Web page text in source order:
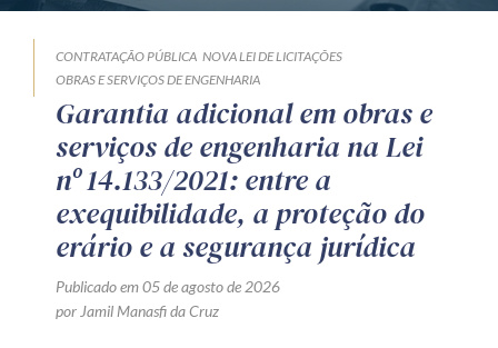
CONTRATAÇÃO PÚBLICA NOVA LEI DE LICITAÇÕES
OBRAS E SERVIÇOS DE ENGENHARIA
Garantia adicional em obras e
serviços de engenharia na Lei
nº 14.133/2021: entre a
exequibilidade, a proteção do
erário e a segurança jurídica
Publicado em 05 de agosto de 2026
por Jamil Manasfi da Cruz